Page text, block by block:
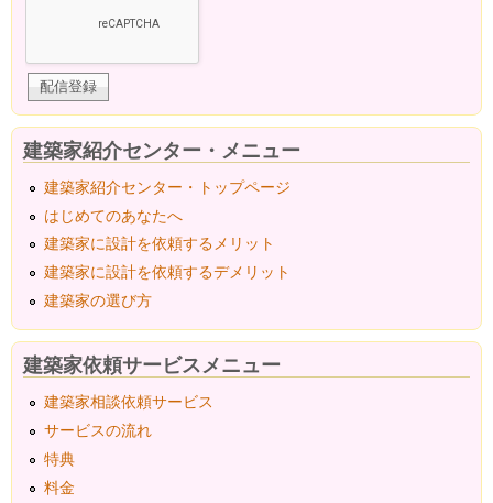
建築家紹介センター・メニュー
建築家紹介センター・トップページ
はじめてのあなたへ
建築家に設計を依頼するメリット
建築家に設計を依頼するデメリット
建築家の選び方
建築家依頼サービスメニュー
建築家相談依頼サービス
サービスの流れ
特典
料金